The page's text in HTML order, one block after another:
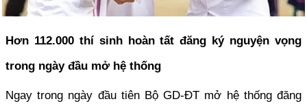
Hơn 112.000 thí sinh hoàn tất đăng ký nguyện vọng
trong ngày đầu mở hệ thống
Ngay trong ngày đầu tiên Bộ GD-ĐT mở hệ thống đăng